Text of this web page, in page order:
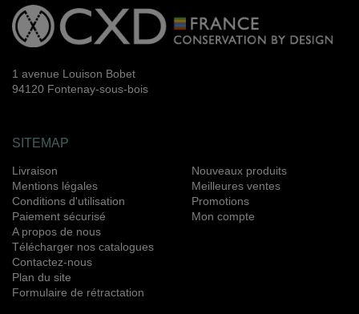
1 avenue Louison Bobet
94120 Fontenay-sous-bois
SITEMAP
Livraison
Mentions légales
Conditions d'utilisation
Paiement sécurisé
A propos de nous
Télécharger nos catalogues
Contactez-nous
Plan du site
Formulaire de rétractation
Nouveaux produits
Meilleures ventes
Promotions
Mon compte